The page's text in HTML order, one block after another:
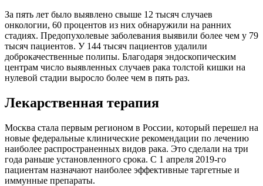
За пять лет было выявлено свыше 12 тысяч случаев
онкологии, 60 процентов из них обнаружили на ранних
стадиях. Предопухолевые заболевания выявили более чем у 79
тысяч пациентов. У 144 тысяч пациентов удалили
доброкачественные полипы. Благодаря эндоскопическим
центрам число выявленных случаев рака толстой кишки на
нулевой стадии выросло более чем в пять раз.
Лекарственная терапия
Москва стала первым регионом в России, который перешел на
новые федеральные клинические рекомендации по лечению
наиболее распространенных видов рака. Это сделали на три
года раньше установленного срока. С 1 апреля 2019-го
пациентам назначают наиболее эффективные таргетные и
иммунные препараты.